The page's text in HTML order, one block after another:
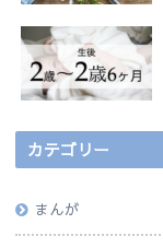
カテゴリー
まんが